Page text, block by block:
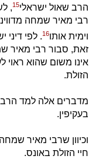
הרב שאול ישראלי15
,
רבי מאיר שמחה
וימית אותו16. לפי דיני
זאת, סבור רבי מאיר
אינו משום שהוא ראוי
הזולת.
מדברים אלה למד הרב
בעקיפין.
וכיוון שרבי מאיר
חיי הזולת באונס.